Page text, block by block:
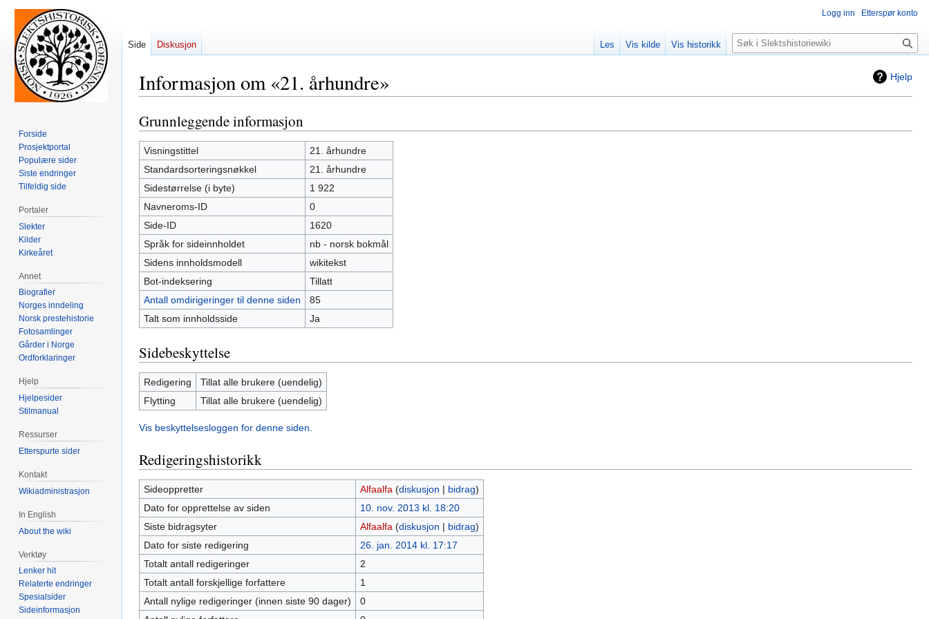
Hjelp
Informasjon om «21. århundre»
Hopp
til
navigering
Hopp
til
søk
Grunnleggende informasjon
Visningstittel
21. århundre
Standardsorteringsnøkkel
21. århundre
Sidestørrelse (i byte)
1 922
Navneroms-ID
0
Side-ID
1620
Språk for sideinnholdet
nb - norsk bokmål
Sidens innholdsmodell
wikitekst
Bot-indeksering
Tillatt
Antall omdirigeringer til denne siden
85
Talt som innholdsside
Ja
Sidebeskyttelse
Redigering
Tillat alle brukere (uendelig)
Flytting
Tillat alle brukere (uendelig)
Vis beskyttelsesloggen for denne siden.
Redigeringshistorikk
Sideoppretter Alfaalfa (diskusjon | bidrag)
Dato for opprettelse av siden
10. nov. 2013 kl. 18:20
Siste bidragsyter
Alfaalfa (diskusjon | bidrag)
Dato for siste redigering
26. jan. 2014 kl. 17:17
Totalt antall redigeringer
2
Totalt antall forskjellige forfattere
1
Antall nylige redigeringer (innen siste 90 dager)
0
Logg inn Etterspør konto
Side Diskusjon Les Vis kilde Vis historikk
Søk
Forside
Prosjektportal
Populære sider
Siste endringer
Tilfeldig side
Portaler
Slekter
Kilder
Kirkeåret
Annet
Biografier
Norges inndeling
Norsk prestehistorie
Fotosamlinger
Gårder i Norge
Ordforklaringer
Hjelp
Hjelpesider
Stilmanual
Ressurser
Etterspurte sider
Kontakt
Wikiadministrasjon
In English
About the wiki
Verktøy
Lenker hit
Relaterte endringer
Spesialsider
Sideinformasjon